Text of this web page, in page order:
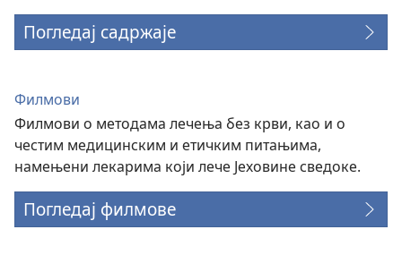
Погледај садржаје
Филмови
Филмови о методама лечења без крви, као и о
честим медицинским и етичким питањима,
намењени лекарима који лече Јеховине сведоке.
Погледај филмове